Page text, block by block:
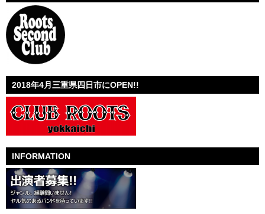
2018年4月三重県四日市にOPEN!!
INFORMATION